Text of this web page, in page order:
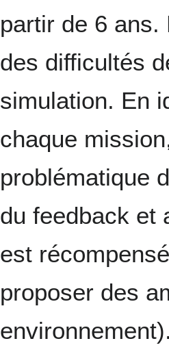
partir de 6 ans.
des difficultés
simulation. En
chaque
problématique
du feedback et
est
proposer des